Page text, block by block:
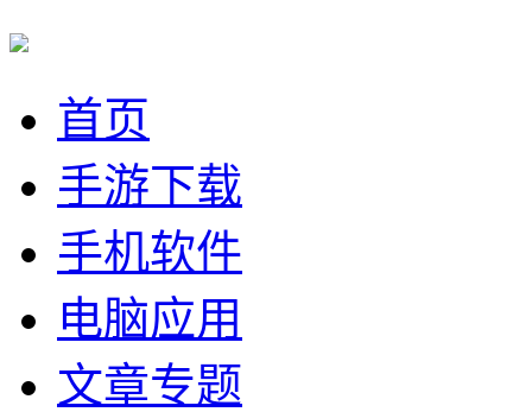
首页
手游下载
手机软件
电脑应用
文章专题